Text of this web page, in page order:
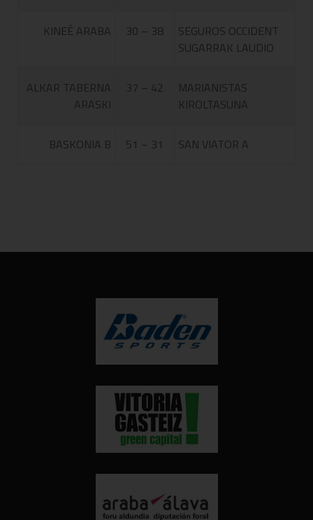
KINEÉ ARABA 30 – 38
SEGUROS OCCIDENT
SUGARRAK LAUDIO
ALKAR TABERNA
ARASKI
37 – 42
MARIANISTAS
KIROLTASUNA
BASKONIA B 51 – 31 SAN VIATOR A